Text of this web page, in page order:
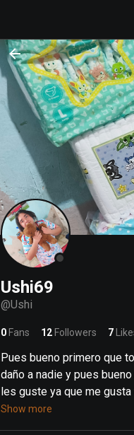
Ushi69
@Ushi
0 Fans 12 Followers 7
Pues bueno primero que
daño a nadie y pues
les guste ya que me
Show more